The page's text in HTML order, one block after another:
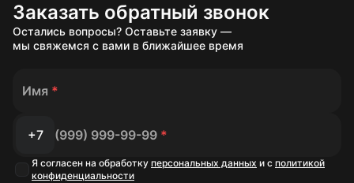
Заказать обратный звонок
Остались вопросы? Оставьте заявку —
мы свяжемся с вами в ближайшее время
Имя *
+7 (999) 999-99-99 *
Я согласен на обработку персональных данных и с политикой
конфиденциальности